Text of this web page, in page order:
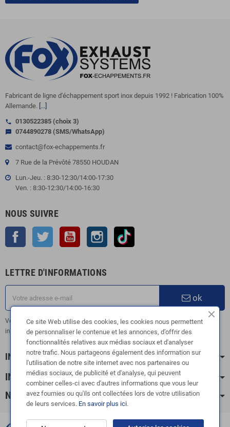
Fabricant de ligne d'échappement sport inox depuis 1992 ! Fabrication 100%
Allemande. [...]
call 0130522385 (choix 3)
sms
0744890278 (SMS/WhatsApp)
contact@fox-echappements.fr
7 Rue de la Prévôté 78550 HOUDAN
Lun.-Jeu. : 8:30-12:30/14:00-17:30
Ven. : 8:30-12:30/14:00-16:30
NOUS SUIVRE
Facebook Twitter YouTube Instagram
LETTRE D'INFORMATIONS
ok
Vous pouvez vous désinscrire à tout moment. Vous trouverez pour cela nos
informations de contact dans les conditions d'utilisation du site.
INFORMATION
INFOS PRATIQUES
NOS CATÉGORIES
Ce site Web utilise des cookies, les cookies nous permettent
de personnaliser le contenue et les annonces, d’offrir des
fonctionnalités relatives aux médias sociaux et d'analyser
notre trafic. Nous partageons également des information sur
l'utilisation de notre site internet avec nos partenaires ou
médias sociaux, de publicité et d'analyse, qui peuvent
combiner celles-ci avec d'autres informations que vous leur
avez fournies ou qu'ils ont collectées lors de votre utilisation
de leurs services. En savoir plus ici.